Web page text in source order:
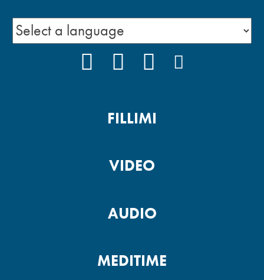
YOUTUBEINSTAGRAM
FILLIMI
VIDEO
AUDIO
MEDITIME